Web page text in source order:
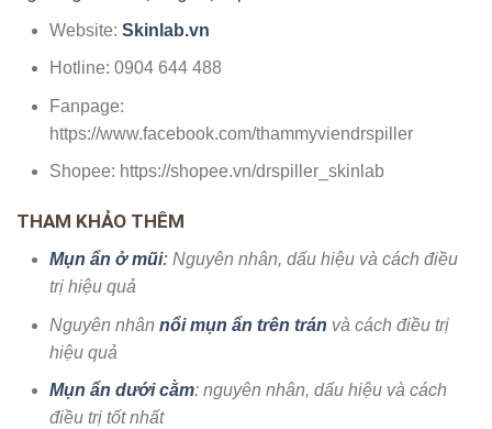
Website: Skinlab.vn
Hotline: 0904 644 488
Fanpage:
https://www.facebook.com/thammyviendrspiller
Shopee: https://shopee.vn/drspiller_skinlab
THAM KHẢO THÊM
Mụn ẩn ở mũi: Nguyên nhân, dấu hiệu và cách điều
trị hiệu quả
Nguyên nhân nổi mụn ẩn trên trán và cách điều trị
hiệu quả
Mụn ẩn dưới cằm: nguyên nhân, dấu hiệu và cách
điều trị tốt nhất